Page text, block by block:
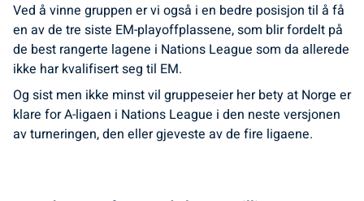
Ved å vinne gruppen er vi også i en bedre posisjon til å få
en av de tre siste EM-playoffplassene, som blir fordelt på
de best rangerte lagene i Nations League som da allerede
ikke har kvalifisert seg til EM.
Og sist men ikke minst vil gruppeseier her bety at Norge er
klare for A-ligaen i Nations League i den neste versjonen
av turneringen, den eller gjeveste av de fire ligaene.